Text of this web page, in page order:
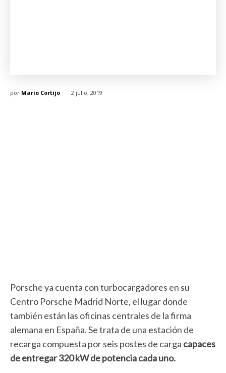
por Mario Cortijo 2 julio, 2019
Porsche ya cuenta con turbocargadores en su
Centro Porsche Madrid Norte, el lugar donde
también están las oficinas centrales de la firma
alemana en España. Se trata de una estación de
recarga compuesta por seis postes de carga capaces
de entregar 320 kW de potencia cada uno.